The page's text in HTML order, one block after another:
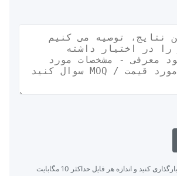
شما می‌توانید تا 5 فایل بارگذاری کنید و اندازه هر فایل حداکثر 10 مگابایت